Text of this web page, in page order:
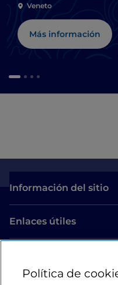
Veneto
Más información
Información del sitio
Enlaces útiles
Estamos en contacto
Política de